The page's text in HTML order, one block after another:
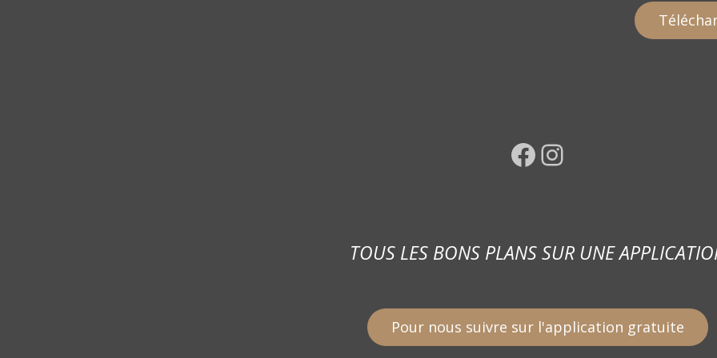
Facebook Instagram
TOUS LES BONS PLANS SUR UNE
Pour nous suivre sur l'application gratuite